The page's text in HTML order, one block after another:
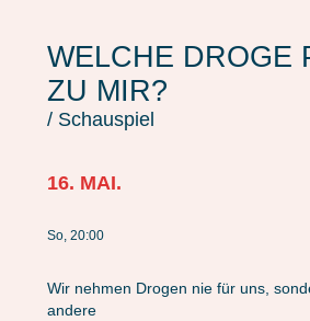
WELCHE DROGE
ZU MIR?
/ Schauspiel
16. MAI.
So, 20:00
Wir nehmen Drogen nie für uns,
andere